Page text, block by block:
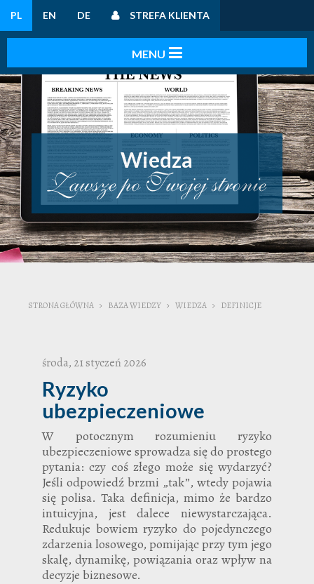
PL EN DE STREFA KLIENTA
Wiedza
STRONA GŁÓWNA BAZA WIEDZY WIEDZA DEFINICJE
środa, 21 styczeń 2026
Ryzyko
ubezpieczeniowe
W potocznym rozumieniu ryzyko
ubezpieczeniowe sprowadza się do prostego
pytania: czy coś złego może się wydarzyć?
Jeśli odpowiedź brzmi „tak”, wtedy pojawia
się polisa. Taka definicja, mimo że bardzo
intuicyjna, jest dalece niewystarczająca.
Redukuje bowiem ryzyko do pojedynczego
zdarzenia losowego, pomijając przy tym jego
skalę, dynamikę, powiązania oraz wpływ na
decyzje biznesowe.